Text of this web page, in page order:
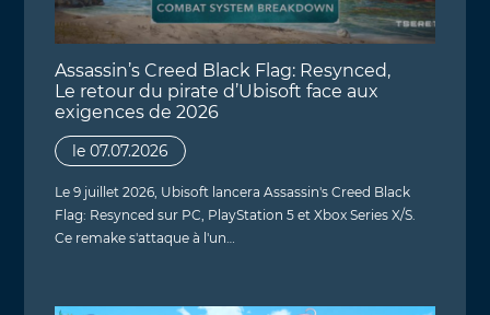
Assassin’s Creed Black Flag: Resynced,
Le retour du pirate d’Ubisoft face aux
exigences de 2026
le 07.07.2026
Le 9 juillet 2026, Ubisoft lancera Assassin's Creed Black
Flag: Resynced sur PC, PlayStation 5 et Xbox Series X/S.
Ce remake s'attaque à l'un…